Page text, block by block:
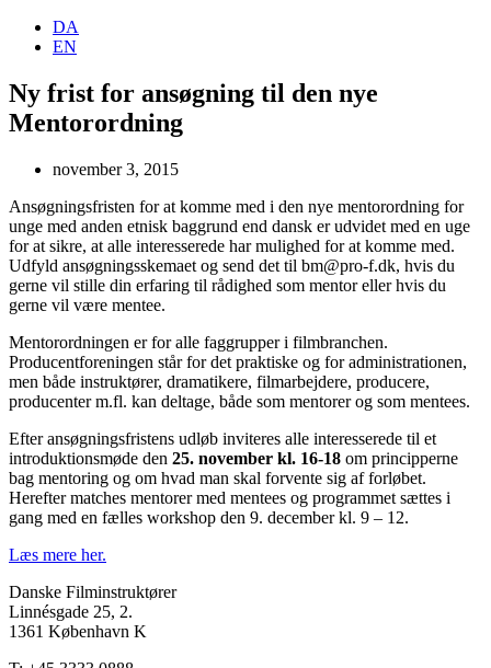
DA
EN
Ny frist for ansøgning til den nye
Mentorordning
november 3, 2015
Ansøgningsfristen for at komme med i den nye mentorordning for
unge med anden etnisk baggrund end dansk er udvidet med en uge
for at sikre, at alle interesserede har mulighed for at komme med.
Udfyld ansøgningsskemaet og send det til bm@pro-f.dk, hvis du
gerne vil stille din erfaring til rådighed som mentor eller hvis du
gerne vil være mentee.
Mentorordningen er for alle faggrupper i filmbranchen.
Producentforeningen står for det praktiske og for administrationen,
men både instruktører, dramatikere, filmarbejdere, producere,
producenter m.fl. kan deltage, både som mentorer og som mentees.
Efter ansøgningsfristens udløb inviteres alle interesserede til et
introduktionsmøde den 25. november kl. 16-18 om principperne
bag mentoring og om hvad man skal forvente sig af forløbet.
Herefter matches mentorer med mentees og programmet sættes i
gang med en fælles workshop den 9. december kl. 9 – 12.
Læs mere her.
Danske Filminstruktører
Linnésgade 25, 2.
1361 København K